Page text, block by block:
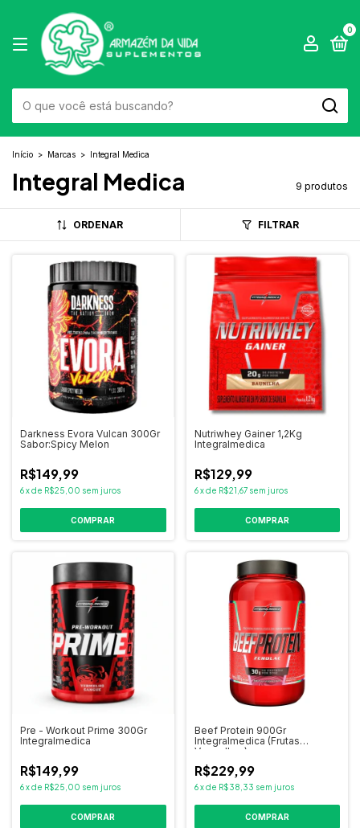
0
Início > Marcas > Integral Medica
Integral Medica 9 produtos
ORDENAR FILTRAR
Darkness Evora Vulcan 300Gr
Sabor:Spicy Melon
R$149,99
6xde R$25,00 sem juros
Nutriwhey Gainer 1,2Kg
Integralmedica
R$129,99
6 xde R$21,67 sem juros
COMPRAR
Pre - Workout Prime 300Gr
Integralmedica
R$149,99
6xde R$25,00 sem juros
Beef Protein 900Gr
Integralmedica (Frutas
Vermelhas)
R$229,99
6 xde R$38,33 sem juros